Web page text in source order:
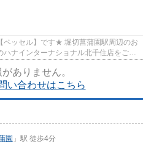
ッセル】です★ 堀切菖蒲園駅周辺のお
ナインターナショナル北千住店をご利
ありません。
い合わせはこちら
園 」駅 徒歩4分